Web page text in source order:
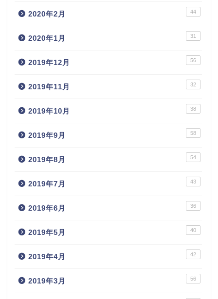
2020年2月 44
2020年1月 31
2019年12月 56
2019年11月 32
2019年10月 38
2019年9月 58
2019年8月 54
2019年7月 43
2019年6月 36
2019年5月 40
2019年4月 42
2019年3月 56